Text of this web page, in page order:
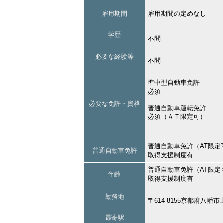
雇用期間 雇用期間の定めなし
学歴
不問
必要な経験等
不問
必要な免許・資格
準中型自動車免許
必須
普通自動車運転免許
必須（ＡＴ限定可）
普通自動車免許
普通自動車免許（AT限定
取得支援制度有
年齢
普通自動車免許（AT限定
取得支援制度有
勤務地
〒614-8155京都府八幡市
最寄駅